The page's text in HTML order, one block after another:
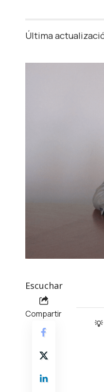
Última
Escuchar
Compartir